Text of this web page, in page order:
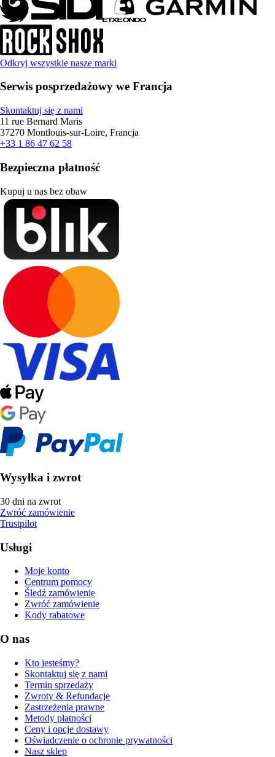
Odkryj wszystkie nasze marki
Serwis posprzedażowy we Francja
Skontaktuj się z nami
11 rue Bernard Maris
37270 Montlouis-sur-Loire, Francja
+33 1 86 47 62 58
Bezpieczna płatność
Kupuj u nas bez obaw
Wysyłka i zwrot
30 dni na zwrot
Zwróć zamówienie
Trustpilot
Usługi
Moje konto
Centrum pomocy
Śledź zamówienie
Zwróć zamówienie
Kody rabatowe
O nas
Kto jesteśmy?
Skontaktuj się z nami
Termin sprzedaży
Zwroty & Refundacje
Zastrzeżenia prawne
Metody płatności
Ceny i opcje dostawy
Oświadczenie o ochronie prywatności
Nasz sklep